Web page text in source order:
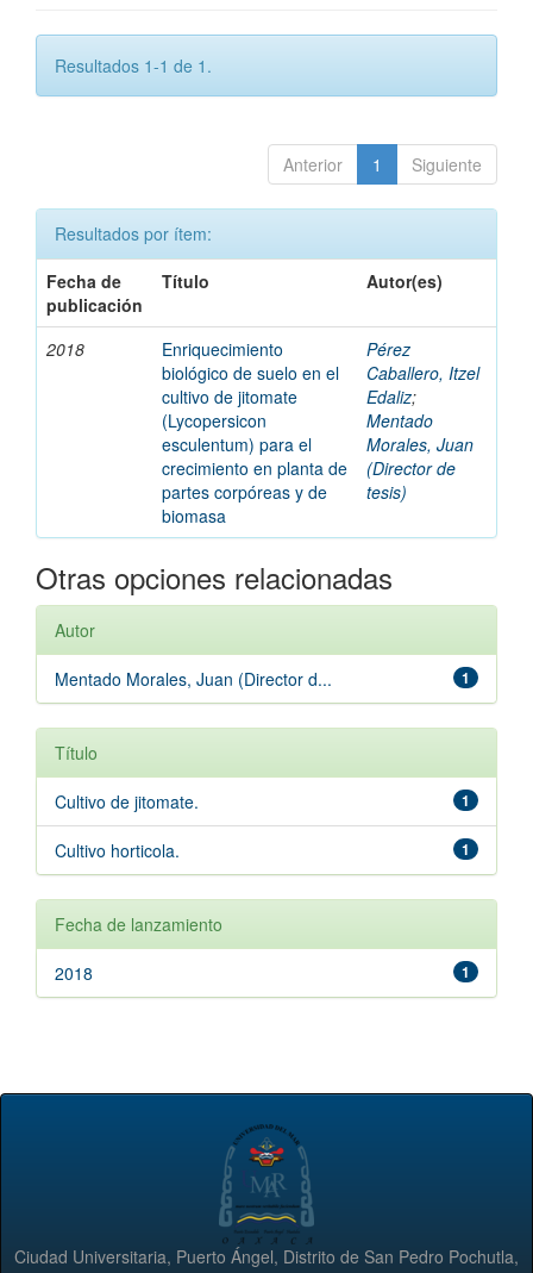
Resultados 1-1 de 1.
Anterior 1 Siguiente
Resultados por ítem:
Fecha de
publicación
Título Autor(es)
2018
Enriquecimiento
biológico de suelo en el
cultivo de jitomate
(Lycopersicon
esculentum) para el
crecimiento en planta de
partes corpóreas y de
biomasa
Pérez
Caballero, Itzel
Edaliz;
Mentado
Morales, Juan
(Director de
tesis)
Otras opciones relacionadas
Autor
1
Mentado Morales, Juan (Director d...
Título
1
Cultivo de jitomate.
1
Cultivo horticola.
Fecha de lanzamiento
1
2018
Ciudad Universitaria, Puerto Ángel, Distrito de San Pedro Pochutla,